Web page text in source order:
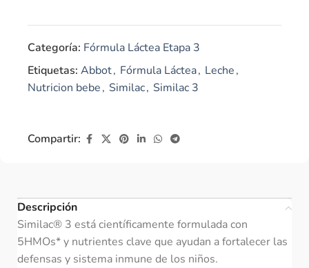
Categoría: Fórmula Láctea Etapa 3
Etiquetas: Abbot, Fórmula Láctea, Leche,
Nutricion bebe, Similac, Similac 3
Compartir:
Descripción
Similac® 3 está científicamente formulada con
5HMOs* y nutrientes clave que ayudan a fortalecer las
defensas y sistema inmune de los niños.